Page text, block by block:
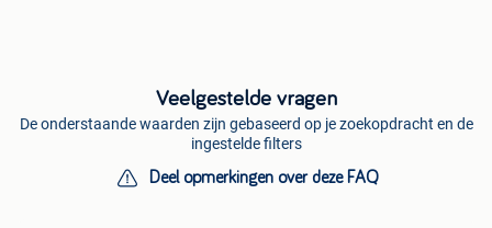
Veelgestelde vragen
De onderstaande waarden zijn gebaseerd op je zoekopdracht en de
ingestelde filters
Deel opmerkingen over deze FAQ